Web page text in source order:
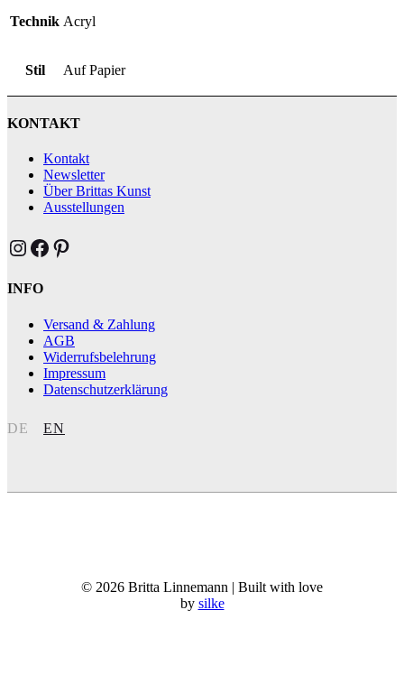
Technik Acryl
Stil Auf Papier
KONTAKT
Kontakt
Newsletter
Über Brittas Kunst
Ausstellungen
Brittas Kunst Instagram
Brittas Kunst bei Facebook
Brittas Kunst at Pinterest
INFO
Versand & Zahlung
AGB
Widerrufsbelehrung
Impressum
Datenschutzerklärung
DE EN
© 2026 Britta Linnemann | Built with love
by silke